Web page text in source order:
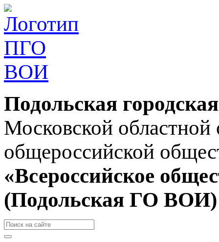
Подольская
Московской областной
общероссийской
«Всероссийское
(Подольская ГО ВОИ)